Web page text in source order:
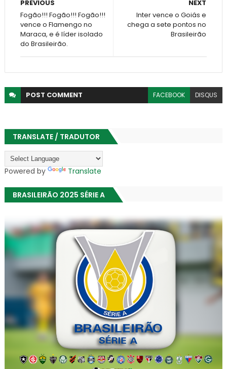
NEXT
Inter vence o Goiás e
chega a sete pontos no
Brasileirão
PREVIOUS
Fogão!!! Fogão!!! Fogão!!!
vence o Flamengo no
Maraca, e é líder isolado
do Brasileirão.
POST COMMENT FACEBOOK DISQUS
TRANSLATE / TRADUTOR
Powered by Translate
BRASILEIRÃO 2025 SÉRIE A